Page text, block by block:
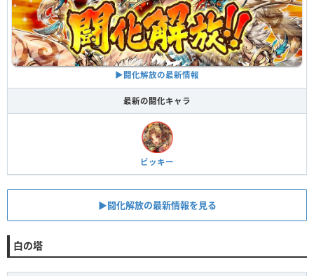
▶︎闘化解放の最新情報
最新の闘化キャラ
ビッキー
▶︎闘化解放の最新情報を見る
白の塔